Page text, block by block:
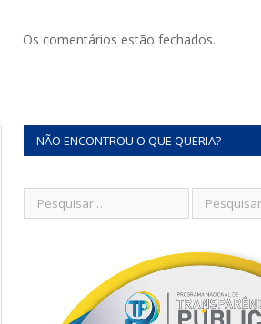
Os comentários estão fechados.
NÃO ENCONTROU O QUE QUERIA?